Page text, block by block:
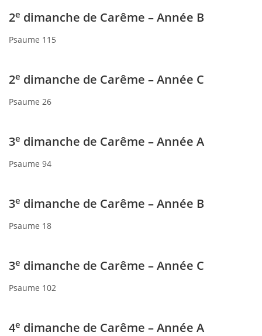
2e dimanche de Carême – Année B
Psaume 115
2e dimanche de Carême – Année C
Psaume 26
3e dimanche de Carême – Année A
Psaume 94
3e dimanche de Carême – Année B
Psaume 18
3e dimanche de Carême – Année C
Psaume 102
4e dimanche de Carême – Année A